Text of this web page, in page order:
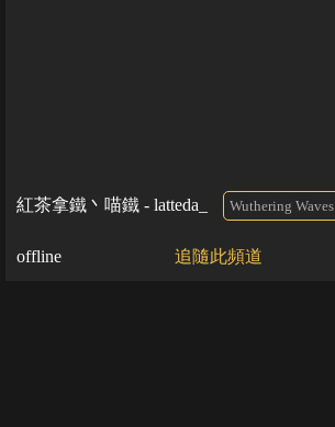
紅茶拿鐵丶喵鐵 - latteda_ Wuthering Waves
offline 追隨此頻道